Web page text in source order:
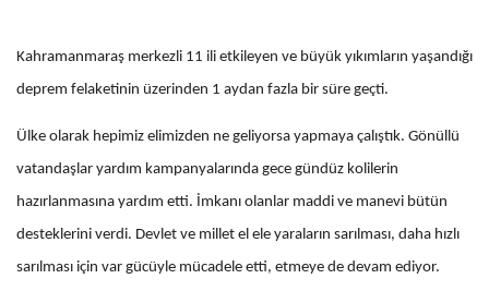
Kahramanmaraş merkezli 11 ili etkileyen ve büyük yıkımların yaşandığı
deprem felaketinin üzerinden 1 aydan fazla bir süre geçti.
Ülke olarak hepimiz elimizden ne geliyorsa yapmaya çalıştık. Gönüllü
vatandaşlar yardım kampanyalarında gece gündüz kolilerin
hazırlanmasına yardım etti. İmkanı olanlar maddi ve manevi bütün
desteklerini verdi. Devlet ve millet el ele yaraların sarılması, daha hızlı
sarılması için var gücüyle mücadele etti, etmeye de devam ediyor.